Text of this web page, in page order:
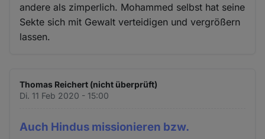
andere als zimperlich. Mohammed selbst hat seine
Sekte sich mit Gewalt verteidigen und vergrößern
lassen.
Thomas Reichert (nicht überprüft)
Di. 11 Feb 2020 - 15:00
Auch Hindus missionieren bzw.